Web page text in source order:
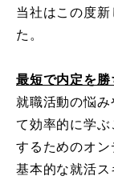
当社はこの度
た。
最短で内定を
就職活動の悩
て効率的に学
するためのオン
基本的な就活